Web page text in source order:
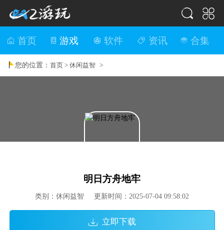
首页 游戏 软件 资讯 合集
您的位置：首页 >休闲益智 >
明日方舟地牢
类别：休闲益智 更新时间：2025-07-04 09:58:02
立即下载